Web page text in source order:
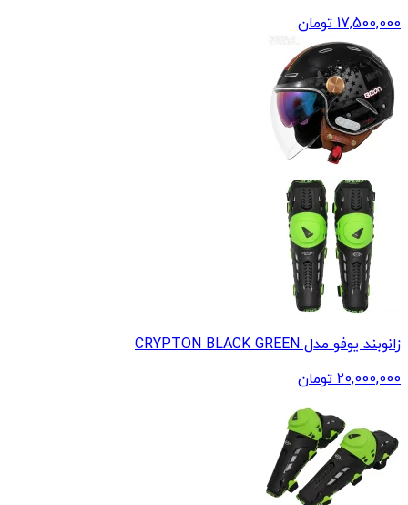
17,500,000 تومان
زانوبند یوفو مدل CRYPTON BLACK GREEN
20,000,000 تومان